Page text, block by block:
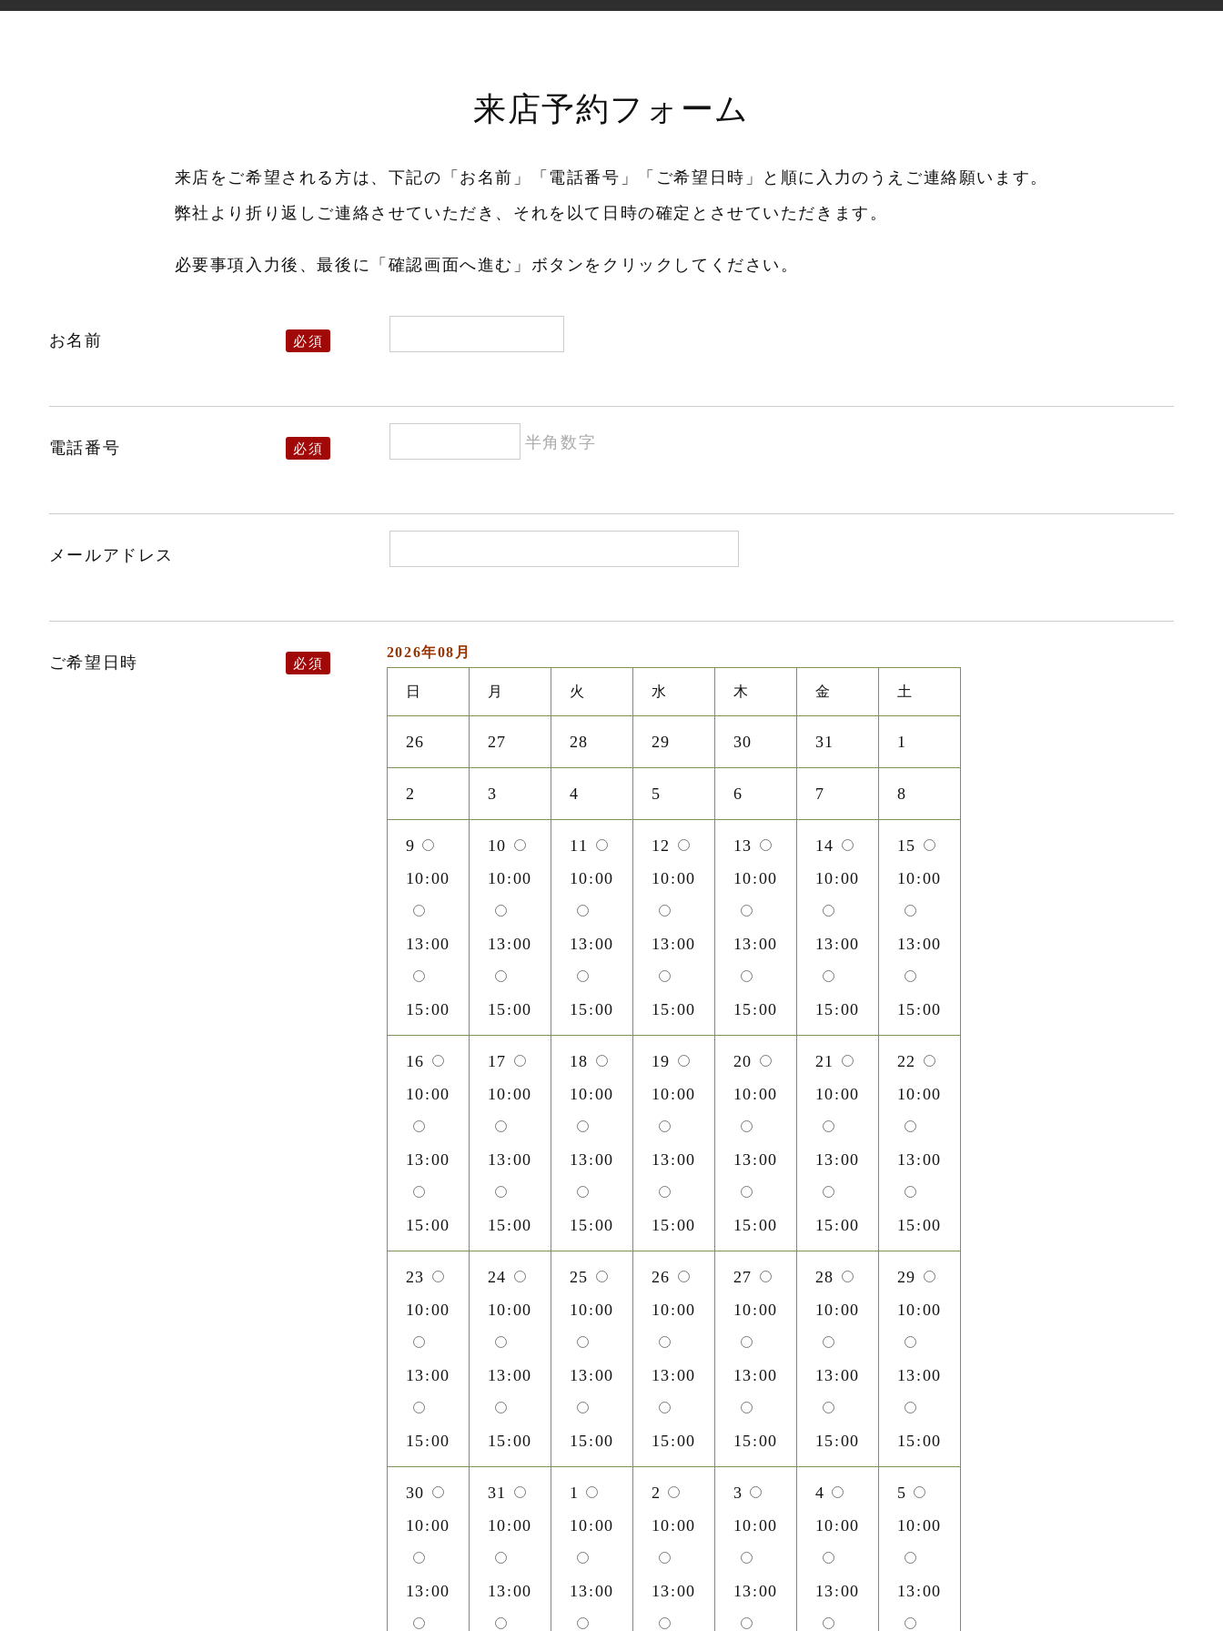
来店予約フォーム
来店をご希望される方は、下記の「お名前」「電話番号」「ご希望日時」と順に入力のうえご連絡願います。
弊社より折り返しご連絡させていただき、それを以て日時の確定とさせていただきます。
必要事項入力後、最後に「確認画面へ進む」ボタンをクリックしてください。
お名前
電話番号 半角数字
メールアドレス
ご希望日時
2026年08月
日 月 火 水 木 金 土
26 27 28 29 30 31 1
2 3 4 5 6 7 8
9
10:00
13:00
15:00
10
10:00
13:00
15:00
11
10:00
13:00
15:00
12
10:00
13:00
15:00
13
10:00
13:00
15:00
14
10:00
13:00
15:00
15
10:00
13:00
15:00
16
10:00
13:00
15:00
17
10:00
13:00
15:00
18
10:00
13:00
15:00
19
10:00
13:00
15:00
20
10:00
13:00
15:00
21
10:00
13:00
15:00
22
10:00
13:00
15:00
23
10:00
13:00
15:00
24
10:00
13:00
15:00
25
10:00
13:00
15:00
26
10:00
13:00
15:00
27
10:00
13:00
15:00
28
10:00
13:00
15:00
29
10:00
13:00
15:00
30
10:00
13:00
31
10:00
13:00
1
10:00
13:00
2
10:00
13:00
3
10:00
13:00
4
10:00
13:00
5
10:00
13:00